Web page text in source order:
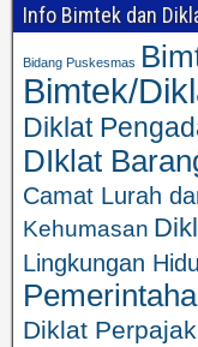
Info Bimtek dan
Bidang Puskesmas
Bimtek/
Diklat
DIklat
Camat Lurah
Kehumasan
Lingkungan
Diklat